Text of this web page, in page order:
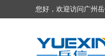
您好，欢迎访问广州